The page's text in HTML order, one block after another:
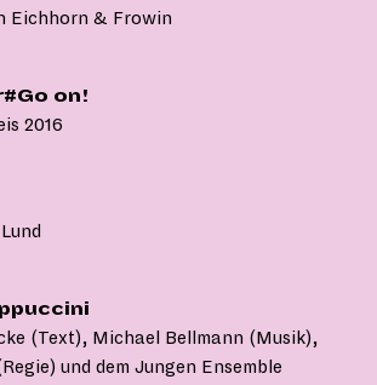
Eichhorn & Frowin
on!
2016
(Text), Michael Bellmann (Musik),
und dem Jungen Ensemble